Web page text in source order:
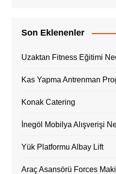
Son Eklenenler
Uzaktan Fitness Eğitimi
Kas Yapma Antrenman
Konak Catering
İnegöl Mobilya Alışverişi
Yük Platformu Albay Lift
Araç Asansörü Forces